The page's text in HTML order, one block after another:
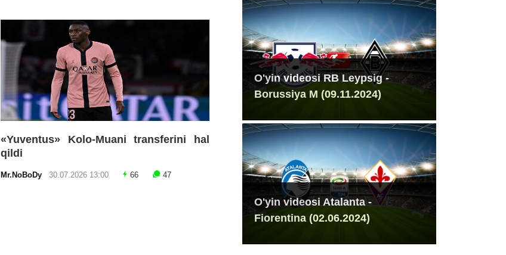
«Yuventus» Kolo-Muani transferini hal
qildi
Mr.NoBoDy 30.07.2026 13:00 66 47
O'yin videosi RB Leypsig -
Borussiya M (09.11.2024)
O'yin videosi Atalanta -
Fiorentina (02.06.2024)